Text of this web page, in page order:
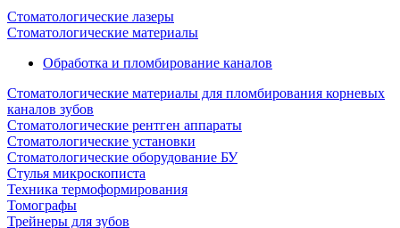
Стоматологические лазеры
Стоматологические материалы
Обработка и пломбирование каналов
Стоматологические материалы для пломбирования корневых
каналов зубов
Стоматологические рентген аппараты
Стоматологические установки
Стоматологические оборудование БУ
Стулья микроскописта
Техника термоформирования
Томографы
Трейнеры для зубов